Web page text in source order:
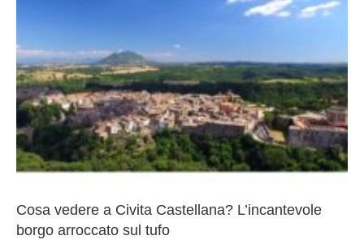
Cosa vedere a Civita Castellana? L’incantevole
borgo arroccato sul tufo